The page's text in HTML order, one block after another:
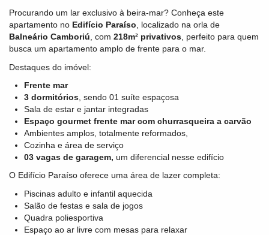
Procurando um lar exclusivo à beira-mar? Conheça este
apartamento no Edifício Paraíso , localizado na orla de
Balneário Camboriú , com 218m² privativos , perfeito para quem
busca um apartamento amplo de frente para o mar.
Destaques do imóvel:
Frente mar
3 dormitórios , sendo 01 suíte espaçosa
Sala de estar e jantar integradas
Espaço gourmet frente mar com churrasqueira a carvão
Ambientes amplos, totalmente reformados,
Cozinha e área de serviço
03 vagas de garagem, um diferencial nesse edifício
O Edifício Paraíso oferece uma área de lazer completa:
Piscinas adulto e infantil aquecida
Salão de festas e sala de jogos
Quadra poliesportiva
Espaço ao ar livre com mesas para relaxar